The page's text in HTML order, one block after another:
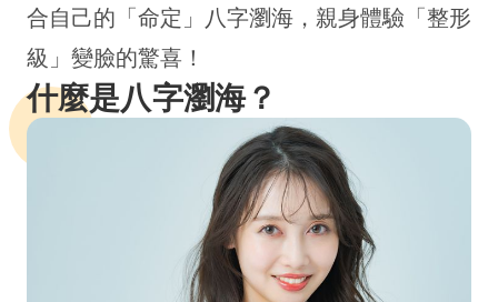
合自己的「命定」八字瀏海，親身體驗「整形
級」變臉的驚喜！
什麼是八字瀏海？